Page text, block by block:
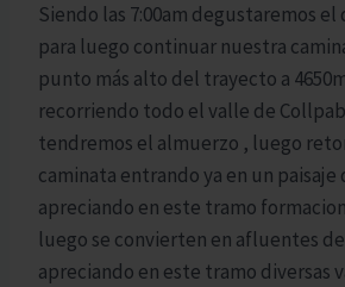
Siendo las 7:00am degustaremos
para luego continuar nuestra
punto más alto del trayecto a
recorriendo todo el valle de
tendremos el almuerzo , luego
caminata entrando ya en un paisaje
apreciando en este tramo
luego se convierten en afluentes
apreciando en este tramo diversas